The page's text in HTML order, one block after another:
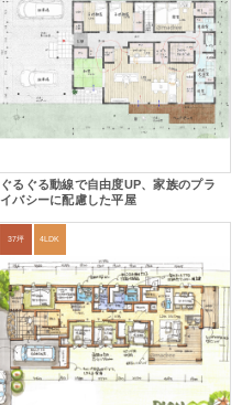
ぐるぐる動線で自由度UP、家族のプラ
イバシーに配慮した平屋
37坪 4LDK